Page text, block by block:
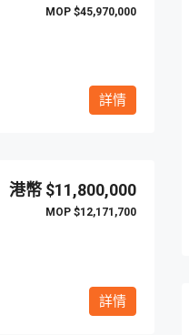
$45,970,000
詳情
$11,800,000
$12,171,700
詳情